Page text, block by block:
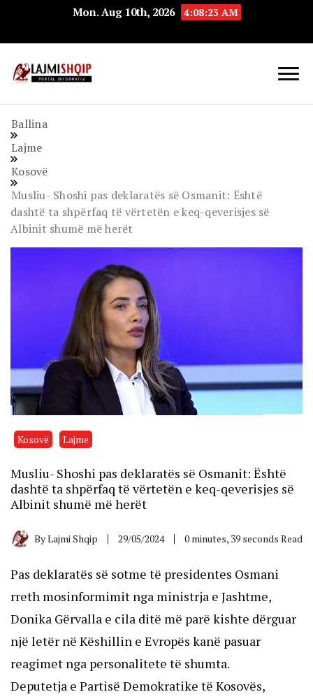
Mon. Aug 10th, 2026 4:08:24 AM
Ballina
Lajme
Kosovë
Musliu- Shoshi pas deklaratës së Osmanit: Është
dashtë ta shpërfaq të vërtetën e keq-qeverisjes së
Albinit shumë më herët
Kosovë Lajme
Musliu- Shoshi pas deklaratës së Osmanit: Është
dashtë ta shpërfaq të vërtetën e keq-qeverisjes së
Albinit shumë më herët
ByLajmi Shqip 29/05/2024 0 minutes, 39 seconds Read
Pas deklaratës së sotme të presidentes Osmani
rreth mosinformimit nga ministrja e Jashtme,
Donika Gërvalla e cila ditë më parë kishte dërguar
një letër në Këshillin e Evropës kanë pasuar
reagimet nga personalitete të shumta.
Deputetja e Partisë Demokratike të Kosovës,